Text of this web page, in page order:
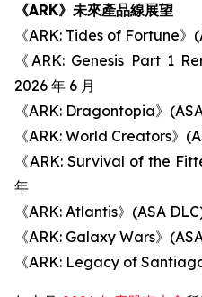
《ARK》未來產品線展望
《ARK: Tides of Fortune》
《ARK: Genesis Part 1
2026 年 6 月
《ARK: Dragontopia》
《ARK: World Creators》
《ARK: Survival of the
年
《ARK: Atlantis》(ASA
《ARK: Galaxy Wars》
《ARK: Legacy of